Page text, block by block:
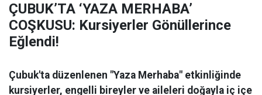
ÇUBUK’TA ‘YAZA MERHABA’
COŞKUSU: Kursiyerler Gönüllerince
Eğlendi!
Çubuk'ta düzenlenen "Yaza Merhaba" etkinliğinde
kursiyerler, engelli bireyler ve aileleri doğayla iç içe